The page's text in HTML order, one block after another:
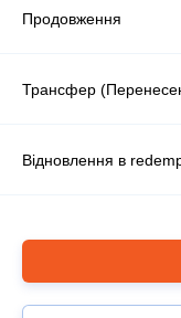
Продовження
Трансфер
Вiдновлення в